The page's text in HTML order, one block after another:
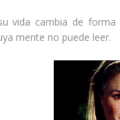
vida cambia de forma
mente no puede leer.